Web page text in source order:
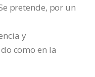
pretende, por un
y
como en la